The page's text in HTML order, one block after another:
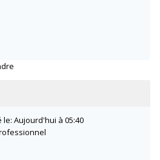
le: Aujourd'hui à 05:40